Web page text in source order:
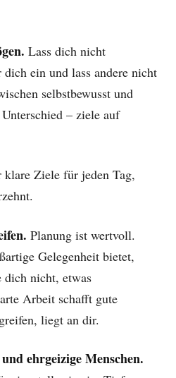
Lass dich nicht
ein und lass andere nicht
selbstbewusst und
– ziele auf
klare Ziele für jeden Tag,
Planung ist wertvoll.
Gelegenheit bietet,
dich nicht, etwas
Arbeit schafft gute
liegt an dir.
ehrgeizige Menschen.